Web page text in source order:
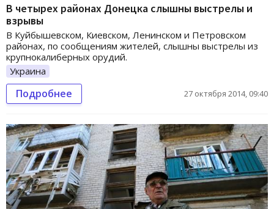
В четырех районах Донецка слышны выстрелы и
взрывы
В Куйбышевском, Киевском, Ленинском и Петровском
районах, по сообщениям жителей, слышны выстрелы из
крупнокалиберных орудий.
Украина
Подробнее 27 октября 2014, 09:40